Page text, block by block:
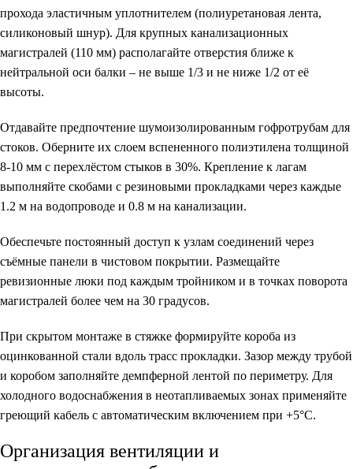
прохода эластичным уплотнителем (полиуретановая лента,
силиконовый шнур). Для крупных канализационных
магистралей (110 мм) располагайте отверстия ближе к
нейтральной оси балки – не выше 1/3 и не ниже 1/2 от её
высоты.
Отдавайте предпочтение шумоизолированным гофротрубам для
стоков. Оберните их слоем вспененного полиэтилена толщиной
8-10 мм с перехлёстом стыков в 30%. Крепление к лагам
выполняйте скобами с резиновыми прокладками через каждые
1.2 м на водопроводе и 0.8 м на канализации.
Обеспечьте постоянный доступ к узлам соединений через
съёмные панели в чистовом покрытии. Размещайте
ревизионные люки под каждым тройником и в точках поворота
магистралей более чем на 30 градусов.
При скрытом монтаже в стяжке формируйте короба из
оцинкованной стали вдоль трасс прокладки. Зазор между трубой
и коробом заполняйте демпферной лентой по периметру. Для
холодного водоснабжения в неотапливаемых зонах применяйте
греющий кабель с автоматическим включением при +5°C.
Организация вентиляции и